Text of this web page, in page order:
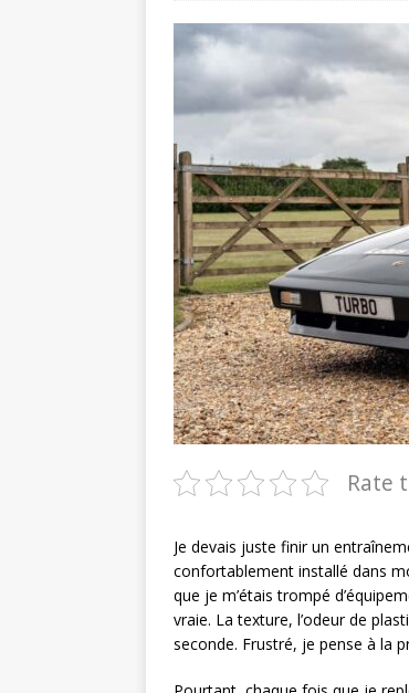
Rate
Je devais juste finir un
confortablement installé dans
que je m’étais trompé
vraie. La texture, l’odeur de
seconde. Frustré, je pense à la